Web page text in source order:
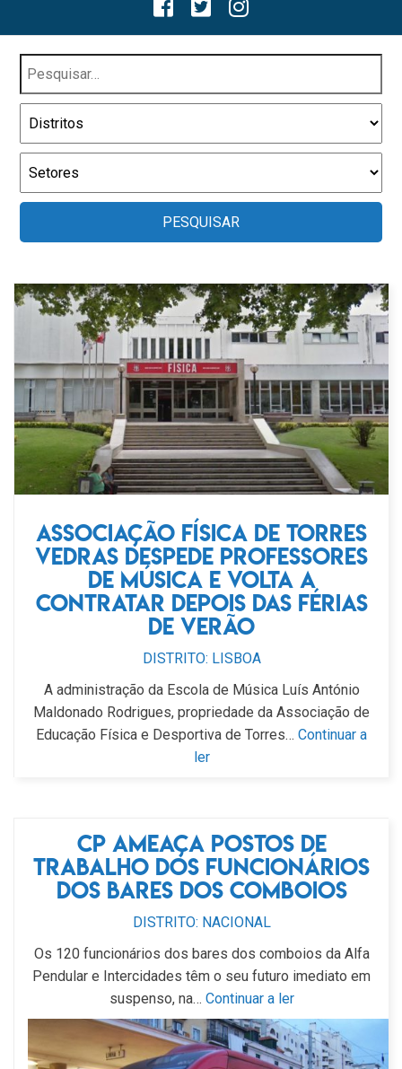
Associação Física de Torres
Vedras despede professores
de música e volta a
contratar depois das férias
de Verão
DISTRITO: LISBOA
A administração da Escola de Música Luís António
Maldonado Rodrigues, propriedade da Associação de
Educação Física e Desportiva de Torres… Continuar a
ler
CP ameaça postos de
trabalho dos funcionários
dos bares dos comboios
DISTRITO: NACIONAL
Os 120 funcionários dos bares dos comboios da Alfa
Pendular e Intercidades têm o seu futuro imediato em
suspenso, na… Continuar a ler